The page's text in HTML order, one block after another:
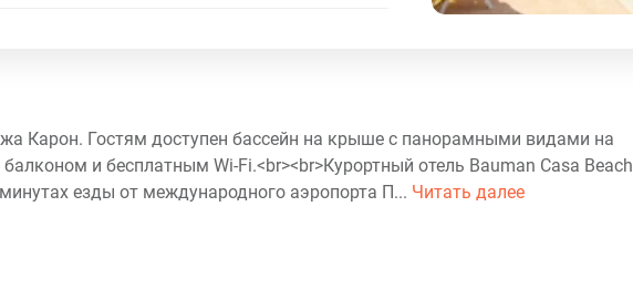
Карон. Гостям доступен бассейн на крыше с панорамными видами на
и бесплатным Wi-Fi.<br><br>Курортный отель Bauman Casa Beach
езды от международного аэропорта П... Читать далее